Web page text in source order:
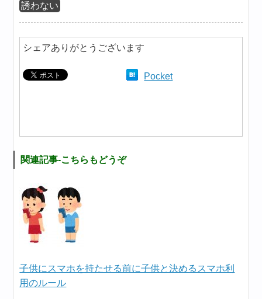
誘わない
シェアありがとうございます
Pocket
関連記事-こちらもどうぞ
子供にスマホを持たせる前に子供と決めるスマホ利
用のルール